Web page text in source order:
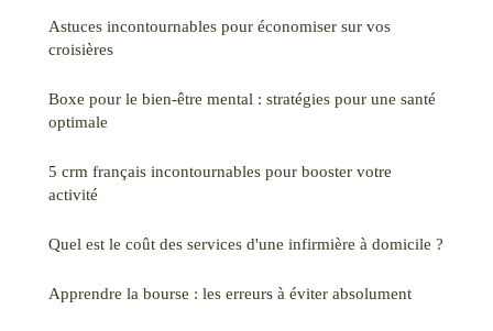
Astuces incontournables pour économiser sur vos
croisières
Boxe pour le bien-être mental : stratégies pour une santé
optimale
5 crm français incontournables pour booster votre
activité
Quel est le coût des services d'une infirmière à domicile ?
Apprendre la bourse : les erreurs à éviter absolument